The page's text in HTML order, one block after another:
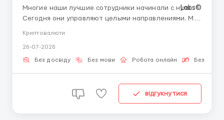
Многие наши лучшие сотрудники начинали с нуля.
Сегодня они управляют целыми направлениями. Мы
Мы готовы дать Вам этот шанс. Новая профессия:
Операционная поддержка биржевых процессов —
Криптовалюти
26-07-2026
Без досвіду Без мови Робота онлайн
відгукнутися